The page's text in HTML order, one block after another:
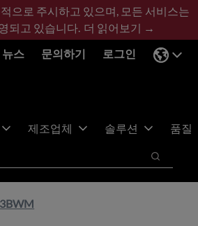
으로 주시하고 있으며, 모든 서비스는
되고 있습니다. 더 읽어보기 →
뉴스
문의하기 로그인
제조업체 솔루션
품질
검색